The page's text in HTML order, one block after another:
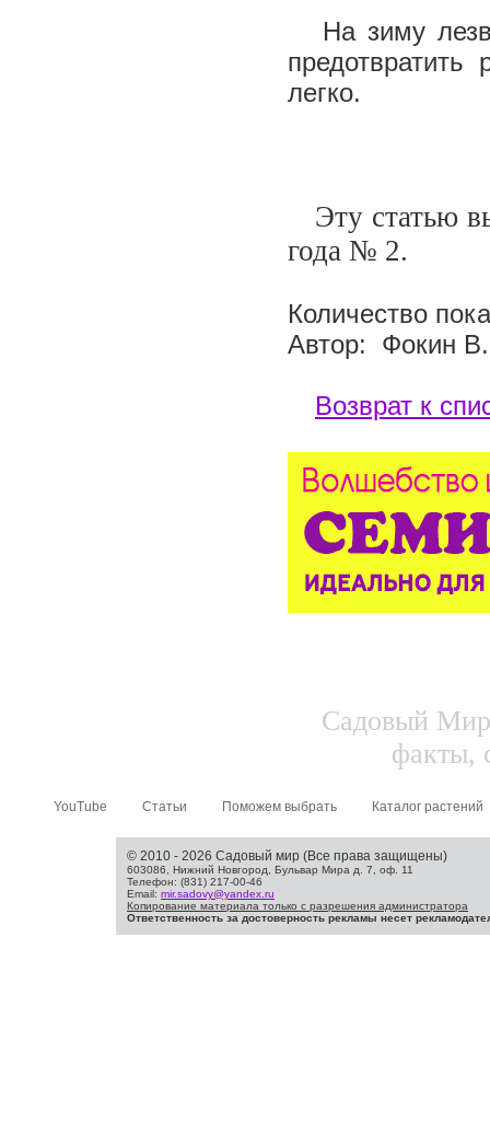
На зиму
легко.
Эту статью
года № 2.
Количество
Автор: Фокин
Возврат к
Садовый
факты,
YouTube Статьи Поможем выбрать Каталог растений
© 2010 - 2026 Садовый мир (Все права защищены)
603086, Нижний Новгород, Бульвар Мира д. 7, оф. 11
Телефон: (831) 217-00-46
Email: mir.sadovy@yandex.ru
Копирование материала только с разрешения администратора
Ответственность за достоверность рекламы несет